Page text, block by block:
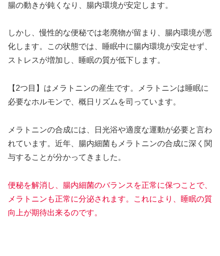
腸の動きが鈍くなり、腸内環境が安定します。
しかし、慢性的な便秘では老廃物が留まり、腸内環境が悪
化します。この状態では、睡眠中に腸内環境が安定せず、
ストレスが増加し、睡眠の質が低下します。
【2つ目】はメラトニンの産生です。メラトニンは睡眠に
必要なホルモンで、概日リズムを司っています。
メラトニンの合成には、日光浴や適度な運動が必要と言わ
れています。近年、腸内細菌もメラトニンの合成に深く関
与することが分かってきました。
便秘を解消し、腸内細菌のバランスを正常に保つことで、
メラトニンも正常に分泌されます。これにより、睡眠の質
向上が期待出来るのです。